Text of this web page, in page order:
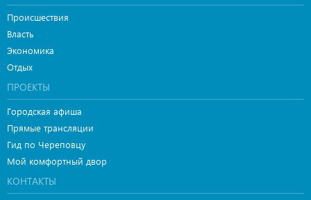
Происшествия
Власть
Экономика
Отдых
ПРОЕКТЫ
Городская афиша
Прямые трансляции
Гид по Череповцу
Мой комфортный двор
КОНТАКТЫ